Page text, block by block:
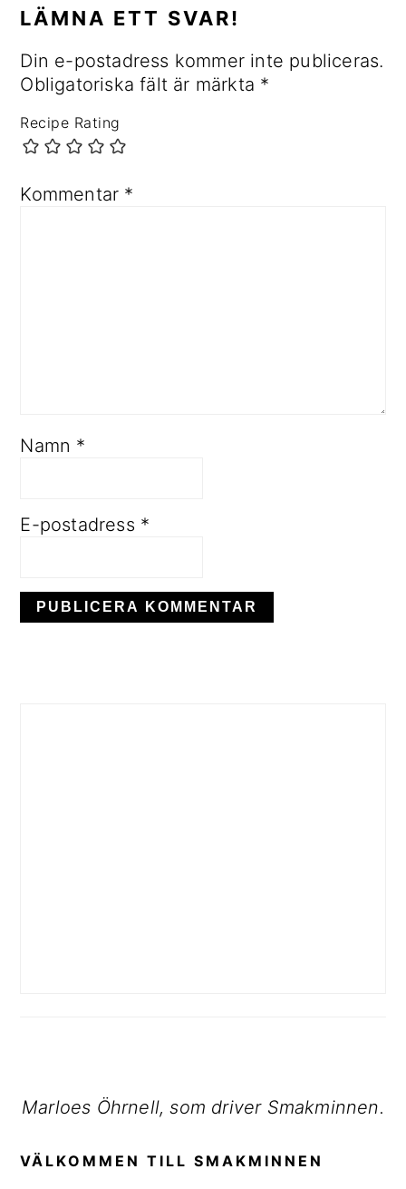
LÄMNA ETT SVAR!
Din e-postadress kommer inte publiceras.
Obligatoriska fält är märkta *
Recipe Rating
Kommentar *
Namn *
E-postadress *
Marloes Öhrnell, som driver Smakminnen.
VÄLKOMMEN TILL SMAKMINNEN